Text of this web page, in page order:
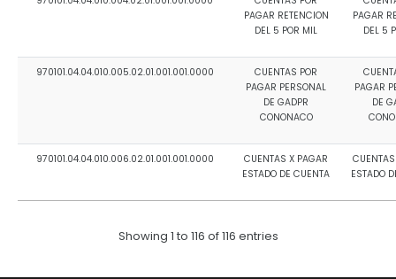
PAGAR RETENCION
DEL 5 POR MIL
PAGAR
DEL 5
970101.04.04.010.005.02.01.001.001.0000
CUENTAS POR
PAGAR PERSONAL
DE GADPR
CONONACO
PAGAR
DE
970101.04.04.010.006.02.01.001.001.0000
CUENTAS X PAGAR
ESTADO DE CUENTA
ESTADO
Showing 1 to 116 of 116 entries